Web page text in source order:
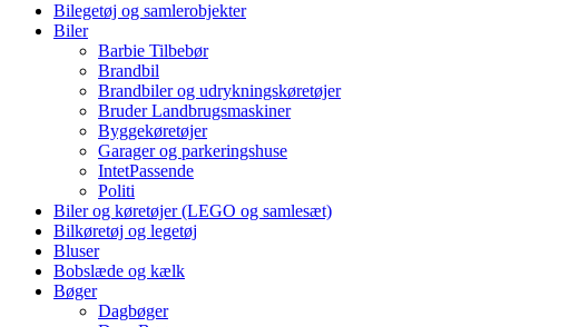
Bilegetøj og samlerobjekter
Biler
Barbie Tilbebør
Brandbil
Brandbiler og udrykningskøretøjer
Bruder Landbrugsmaskiner
Byggekøretøjer
Garager og parkeringshuse
IntetPassende
Politi
Biler og køretøjer (LEGO og samlesæt)
Bilkøretøj og legetøj
Bluser
Bobslæde og kælk
Bøger
Dagbøger